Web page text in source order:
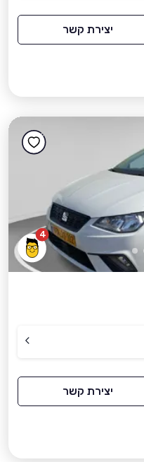
יצירת קשר
4
יצירת קשר